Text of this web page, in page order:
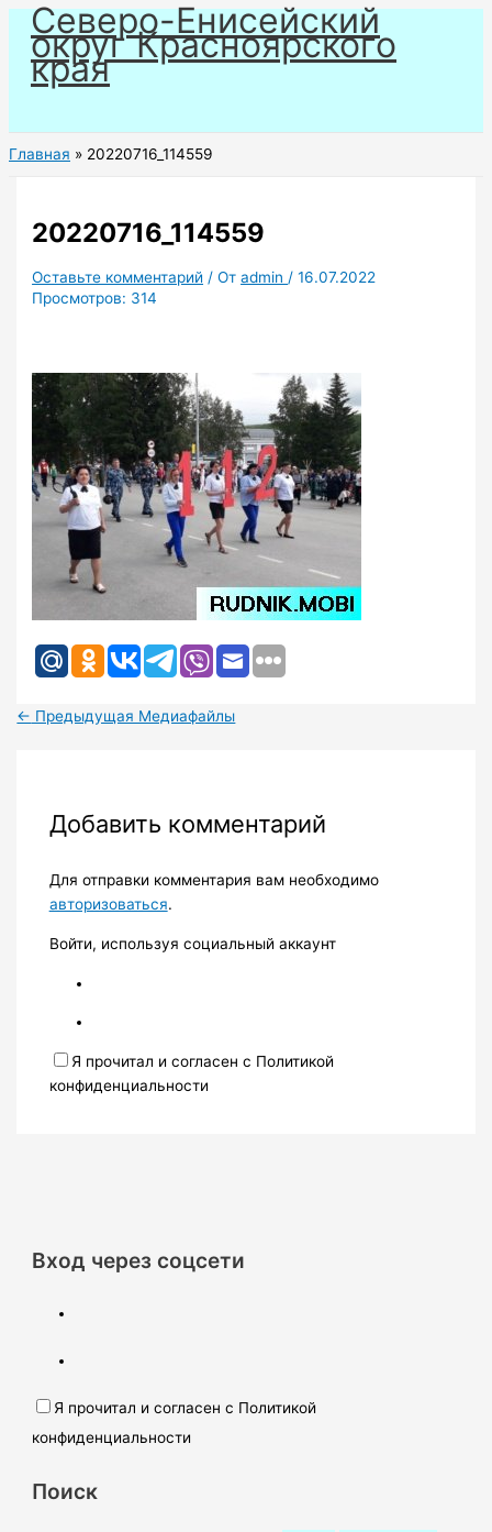
Перейти
содержимому
Северо-Енисейский
округ Красноярского
края
Главная 20220716_114559
20220716_114559
Оставьте комментарий / Отadmin /16.07.2022
Просмотров: 314
← Предыдущая Медиафайлы
Добавить комментарий
Для отправки комментария вам необходимо
авторизоваться.
Войти, используя социальный аккаунт
Я прочитал и согласен с Политикой
конфиденциальности
Вход через соцсети
Я прочитал и согласен с Политикой
конфиденциальности
Поиск